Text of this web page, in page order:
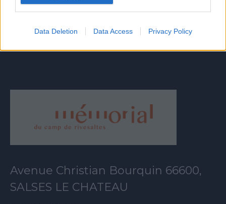
Data Deletion Data Access Privacy Policy
RECURSOS
Avenue Christian Bourquin 66600,
SALSES LE CHATEAU